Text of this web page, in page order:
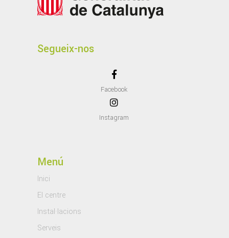
Segueix-nos
Facebook
Instagram
Menú
Inici
El centre
Instal·lacions
Serveis